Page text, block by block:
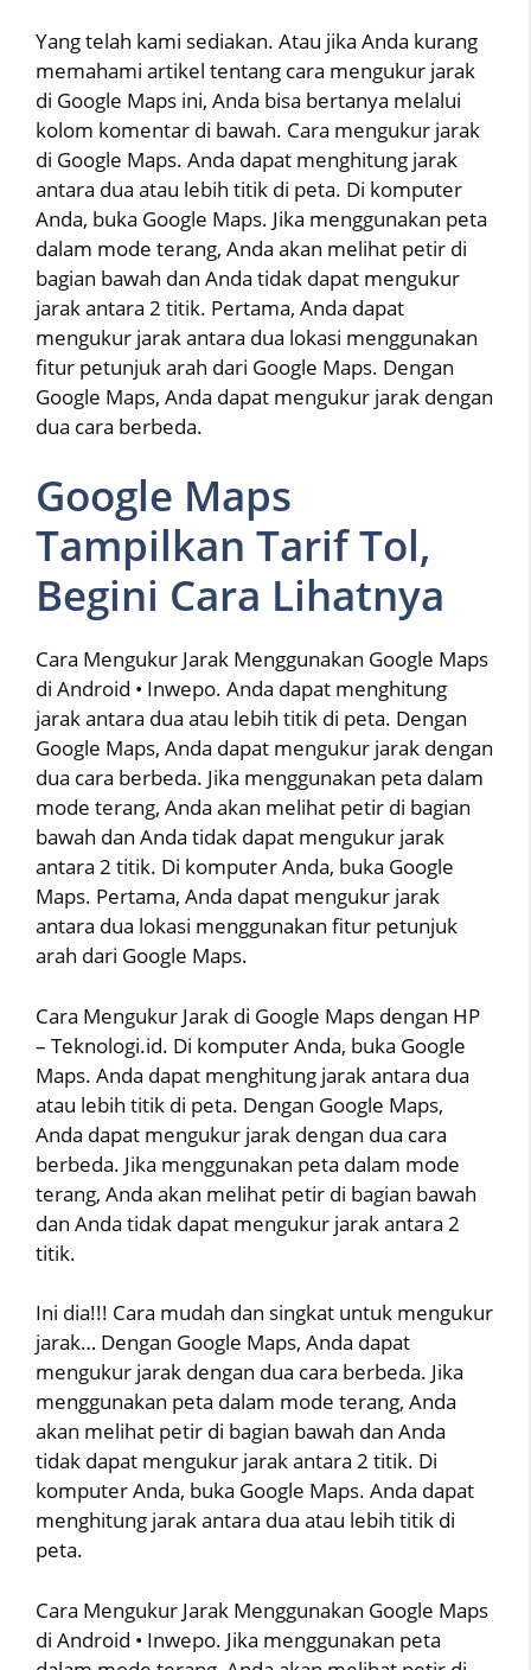
Yang telah kami sediakan. Atau jika Anda kurang
memahami artikel tentang cara mengukur jarak
di Google Maps ini, Anda bisa bertanya melalui
kolom komentar di bawah. Cara mengukur jarak
di Google Maps. Anda dapat menghitung jarak
antara dua atau lebih titik di peta. Di komputer
Anda, buka Google Maps. Jika menggunakan peta
dalam mode terang, Anda akan melihat petir di
bagian bawah dan Anda tidak dapat mengukur
jarak antara 2 titik. Pertama, Anda dapat
mengukur jarak antara dua lokasi menggunakan
fitur petunjuk arah dari Google Maps. Dengan
Google Maps, Anda dapat mengukur jarak dengan
dua cara berbeda.
Google Maps
Tampilkan Tarif Tol,
Begini Cara Lihatnya
Cara Mengukur Jarak Menggunakan Google Maps
di Android • Inwepo. Anda dapat menghitung
jarak antara dua atau lebih titik di peta. Dengan
Google Maps, Anda dapat mengukur jarak dengan
dua cara berbeda. Jika menggunakan peta dalam
mode terang, Anda akan melihat petir di bagian
bawah dan Anda tidak dapat mengukur jarak
antara 2 titik. Di komputer Anda, buka Google
Maps. Pertama, Anda dapat mengukur jarak
antara dua lokasi menggunakan fitur petunjuk
arah dari Google Maps.
Cara Mengukur Jarak di Google Maps dengan HP
– Teknologi.id. Di komputer Anda, buka Google
Maps. Anda dapat menghitung jarak antara dua
atau lebih titik di peta. Dengan Google Maps,
Anda dapat mengukur jarak dengan dua cara
berbeda. Jika menggunakan peta dalam mode
terang, Anda akan melihat petir di bagian bawah
dan Anda tidak dapat mengukur jarak antara 2
titik.
Ini dia!!! Cara mudah dan singkat untuk mengukur
jarak… Dengan Google Maps, Anda dapat
mengukur jarak dengan dua cara berbeda. Jika
menggunakan peta dalam mode terang, Anda
akan melihat petir di bagian bawah dan Anda
tidak dapat mengukur jarak antara 2 titik. Di
komputer Anda, buka Google Maps. Anda dapat
menghitung jarak antara dua atau lebih titik di
peta.
Cara Mengukur Jarak Menggunakan Google Maps
di Android • Inwepo. Jika menggunakan peta